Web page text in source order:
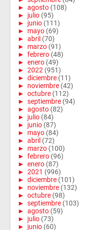
► agosto (108)
► julio (95)
► junio (111)
► mayo (69)
► abril (70)
► marzo (91)
► febrero (48)
► enero (49)
► 2022 (951)
► diciembre (11)
► noviembre (42)
► octubre (112)
► septiembre (94)
► agosto (82)
► julio (84)
► junio (87)
► mayo (84)
► abril (72)
► marzo (100)
► febrero (96)
► enero (87)
► 2021 (996)
► diciembre (101)
► noviembre (132)
► octubre (98)
► septiembre (103)
► agosto (59)
► julio (73)
► junio (60)